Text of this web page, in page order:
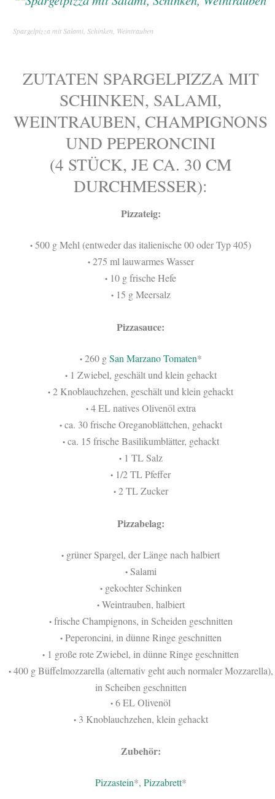
Spargelpizza mit Salami, Schinken, Weintrauben
ZUTATEN SPARGELPIZZA MIT
SCHINKEN, SALAMI,
WEINTRAUBEN, CHAMPIGNONS
UND PEPERONCINI
(4 STÜCK, JE CA. 30 CM
DURCHMESSER):
Pizzateig:
• 500 g Mehl (entweder das italienische 00 oder Typ 405)
•275 ml lauwarmes Wasser
• 10 g frische Hefe
•15 g Meersalz
Pizzasauce:
•260 gSan Marzano Tomaten*
•1 Zwiebel, geschält und klein gehackt
• 2 Knoblauchzehen, geschält und klein gehackt
•4 EL natives Olivenöl extra
•ca. 30 frische Oreganoblättchen, gehackt
•ca. 15 frische Basilikumblätter, gehackt
•1 TL Salz
• 1/2 TL Pfeffer
•2 TL Zucker
Pizzabelag:
• grüner Spargel, der Länge nach halbiert
•Salami
•gekochter Schinken
•Weintrauben, halbiert
•frische Champignons, in Scheiden geschnitten
•Peperoncini, in dünne Ringe geschnitten
• 1 große rote Zwiebel, in dünne Ringe geschnitten
•400 g Büffelmozzarella (alternativ geht auch normaler Mozzarella),
in Scheiben geschnitten
• 6 EL Olivenöl
•3 Knoblauchzehen, klein gehackt
Zubehör:
Pizzastein*, Pizzabrett*